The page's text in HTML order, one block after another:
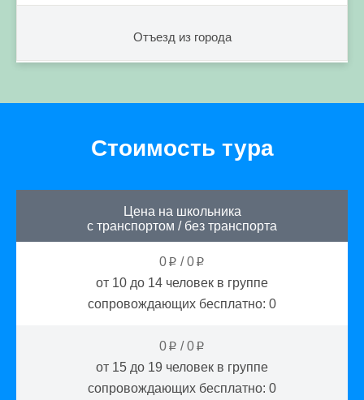
Отъезд из города
Стоимость тура
Цена на школьника
с транспортом / без транспорта
0 p /0 p
от 10 до 14 человек в группе
сопровождающих бесплатно: 0
0 p /0 p
от 15 до 19 человек в группе
сопровождающих бесплатно: 0